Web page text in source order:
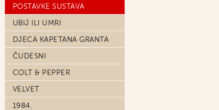
POSTAVKE SUSTAVA
UBIJ ILI UMRI
DJECA KAPETANA GRANTA
ČUDESNI
COLT & PEPPER
VELVET
1984.